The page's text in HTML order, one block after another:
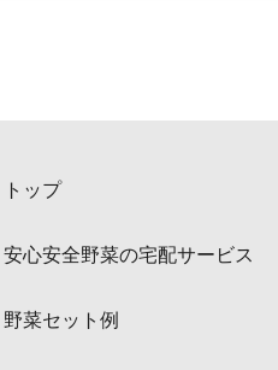
トップ
安心安全野菜の宅配サービス
野菜セット例